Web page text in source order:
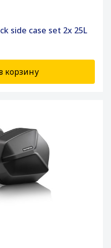
side case set 2x 25L
корзину